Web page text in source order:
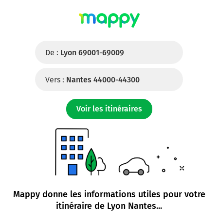
De : Lyon 69001-69009
Vers : Nantes 44000-44300
Voir les itinéraires
Mappy donne les informations utiles pour votre
itinéraire de Lyon Nantes...